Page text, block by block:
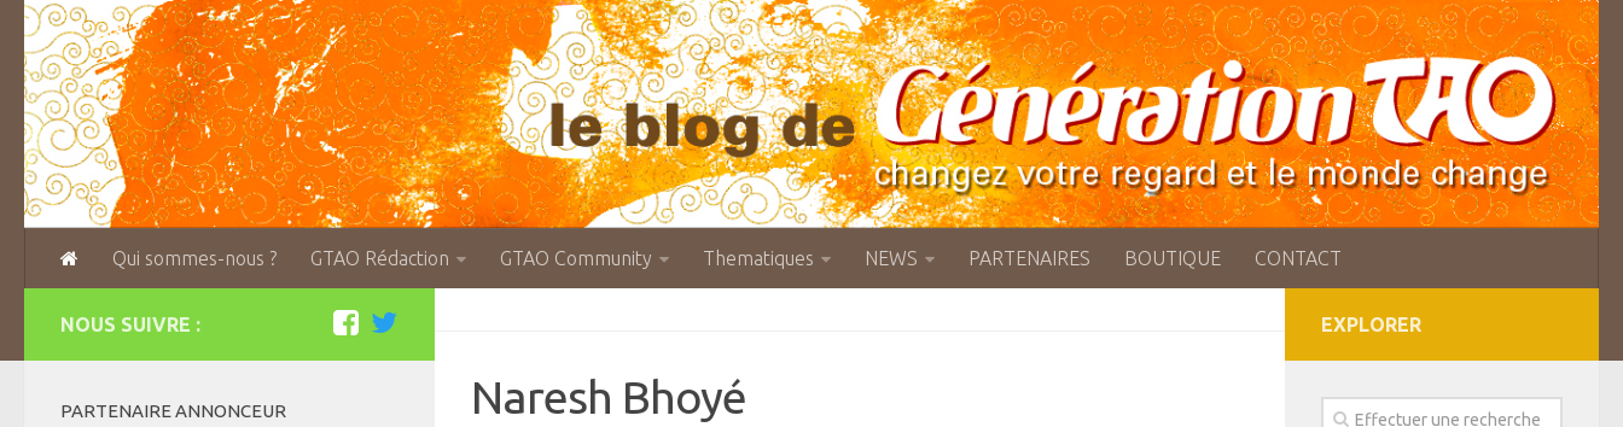
Qui sommes-nous ? GTAO Rédaction GTAO Community Thematiques NEWS PARTENAIRES BOUTIQUE CONTACT
Naresh Bhoyé
NOUS SUIVRE :
PARTENAIRE ANNONCEUR
EXPLORER